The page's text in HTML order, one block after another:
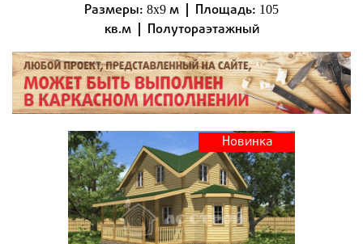
Размеры: 8x9 м | Площадь: 105
кв.м | Полутораэтажный
Новинка